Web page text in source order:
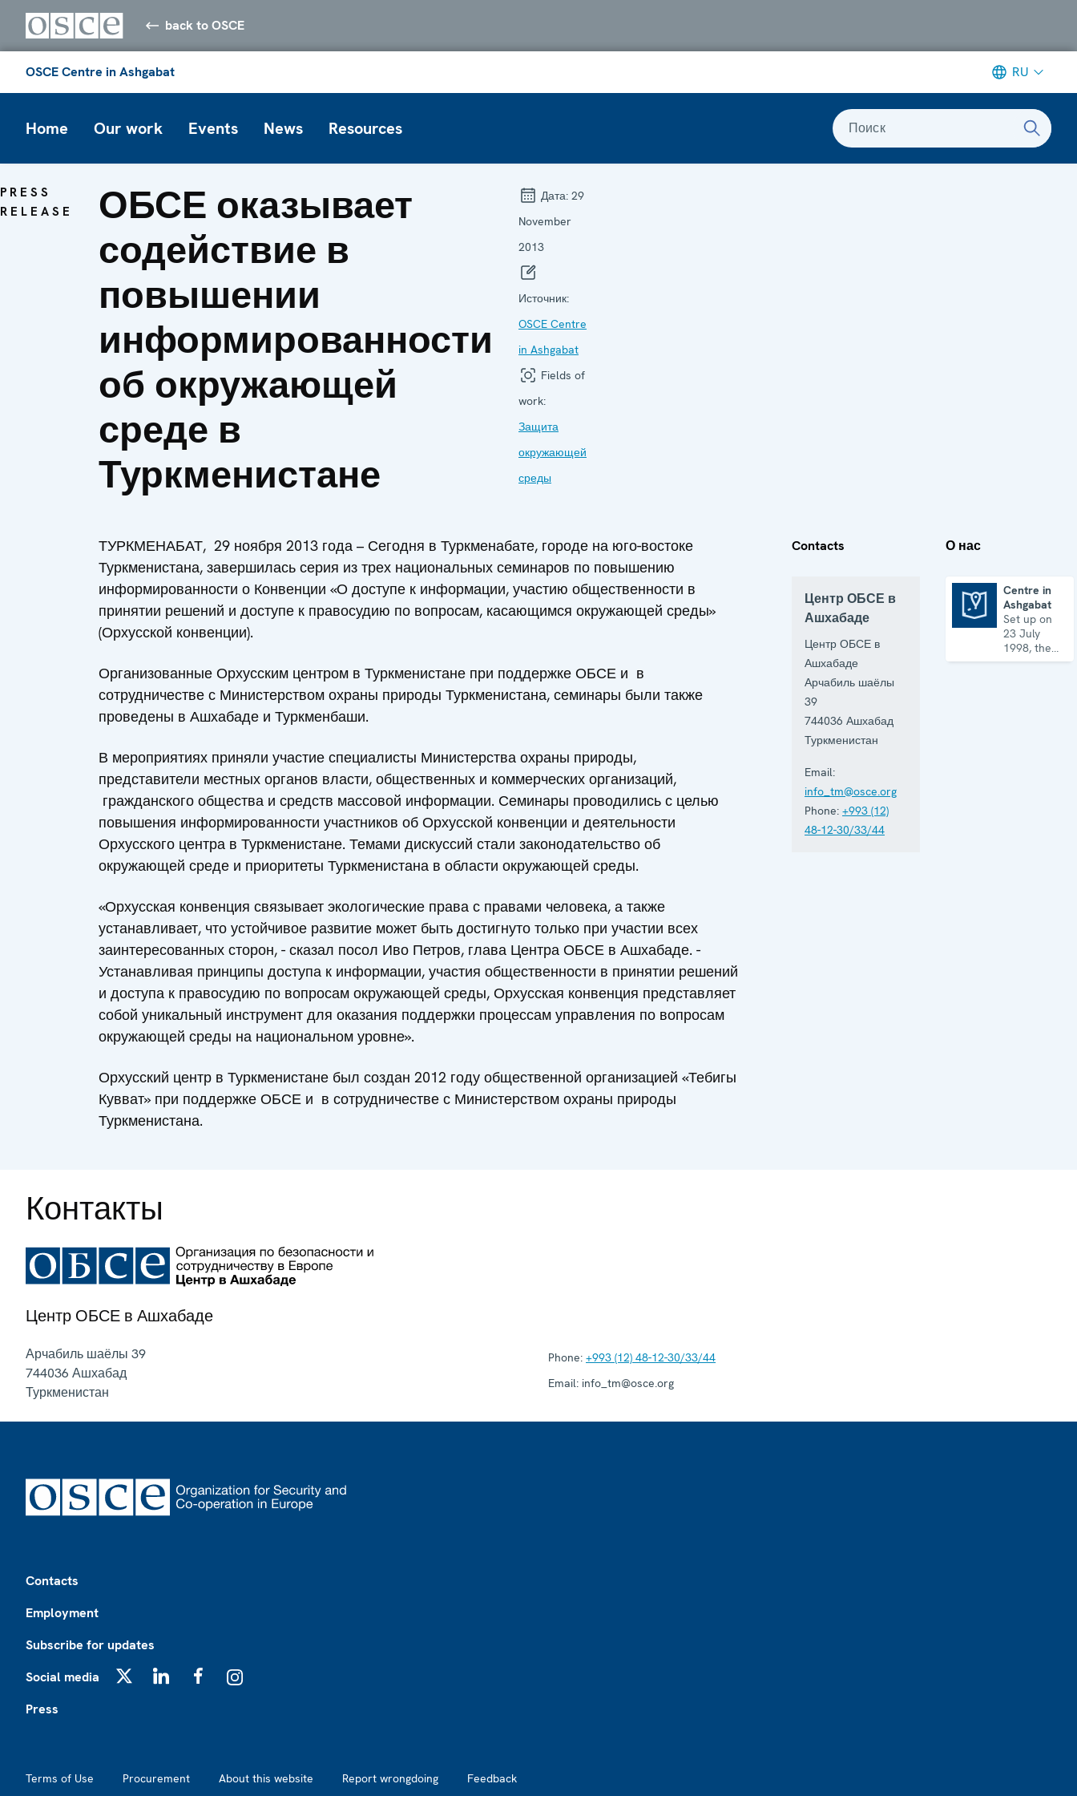
back to OSCE
OSCE Centre in Ashgabat RU
Home Our work Events News Resources Поиск
PRESS
RELEASE
ОБСЕ оказывает
содействие в
повышении
информированности
об окружающей
среде в
Туркменистане
Дата: 29
November
2013
Источник:
OSCE Centre
in Ashgabat
Fields of
work:
Защита
окружающей
среды
ТУРКМЕНАБАТ, 29 ноября 2013 года – Сегодня в Туркменабате, городе на юго-востоке
Туркменистана, завершилась серия из трех национальных семинаров по повышению
информированности о Конвенции «О доступе к информации, участию общественности в
принятии решений и доступе к правосудию по вопросам, касающимся окружающей среды»
(Орхусской конвенции).
Организованные Орхусским центром в Туркменистане при поддержке ОБСЕ и в
сотрудничестве с Министерством охраны природы Туркменистана, семинары были также
проведены в Ашхабаде и Туркменбаши.
В мероприятиях приняли участие специалисты Министерства охраны природы,
представители местных органов власти, общественных и коммерческих организаций,
гражданского общества и средств массовой информации. Семинары проводились с целью
повышения информированности участников об Орхусской конвенции и деятельности
Орхусского центра в Туркменистане. Темами дискуссий стали законодательство об
окружающей среде и приоритеты Туркменистана в области окружающей среды.
«Орхусская конвенция связывает экологические права с правами человека, а также
устанавливает, что устойчивое развитие может быть достигнуто только при участии всех
заинтересованных сторон, - сказал посол Иво Петров, глава Центра ОБСЕ в Ашхабаде. -
Устанавливая принципы доступа к информации, участия общественности в принятии решений
и доступа к правосудию по вопросам окружающей среды, Орхусская конвенция представляет
собой уникальный инструмент для оказания поддержки процессам управления по вопросам
окружающей среды на национальном уровне».
Орхусский центр в Туркменистане был создан 2012 году общественной организацией «Тебигы
Кувват» при поддержке ОБСЕ и в сотрудничестве с Министерством охраны природы
Туркменистана.
Contacts
Центр ОБСЕ в
Ашхабаде
Центр ОБСЕ в
Ашхабаде
Арчабиль шаёлы
39
744036 Ашхабад
Туркменистан
Email:
info_tm@osce.org
Phone: +993 (12)
48-12-30/33/44
О нас
Centre in
Ashgabat
Set up on
23 July
1998, the
Centre
Контакты
Центр ОБСЕ в Ашхабаде
Арчабиль шаёлы 39
744036 Ашхабад
Туркменистан
Phone: +993 (12) 48-12-30/33/44
Email: info_tm@osce.org
Contacts
Employment
Subscribe for updates
Social media
Press
Terms of Use Procurement About this website Report wrongdoing Feedback